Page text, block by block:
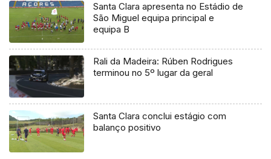
Santa Clara apresenta no Estádio de
São Miguel equipa principal e
equipa B
Rali da Madeira: Rúben Rodrigues
terminou no 5º lugar da geral
Santa Clara conclui estágio com
balanço positivo